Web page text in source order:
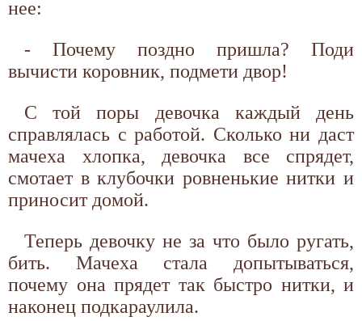
нее:
- Почему поздно пришла? Поди
вычисти коровник, подмети двор!
С той поры девочка каждый день
справлялась с работой. Сколько ни даст
мачеха хлопка, девочка все спрядет,
смотает в клубочки ровненькие нитки и
приносит домой.
Теперь девочку не за что было ругать,
бить. Мачеха стала допытываться,
почему она прядет так быстро нитки, и
наконец подкараулила.